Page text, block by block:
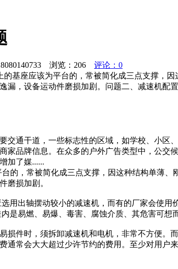
浏览： 206
评论：0
基座应该为平台的，常被简化成三点支撑，
，设备运动件磨损加剧。问题二、减速机配
通干道，一些标志性的区域，如学校、小区
品牌信息。在众多的户外广告类型中，公交
加了媒......
的，常被简化成三点支撑，因这种结构单薄
磨损加剧。
用出轴摆动较小的减速机，而有的厂家会使用
是易燃、易爆、毒害、腐蚀介质、其危害可想
件时，须拆卸减速机和电机，非常不方便。
常会大大超过少许节约的费用。至少对用户